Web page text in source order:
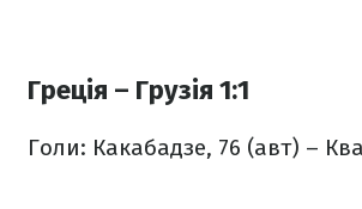
Греція – Грузія 1:1
Голи: Какабадзе, 76 (авт) –